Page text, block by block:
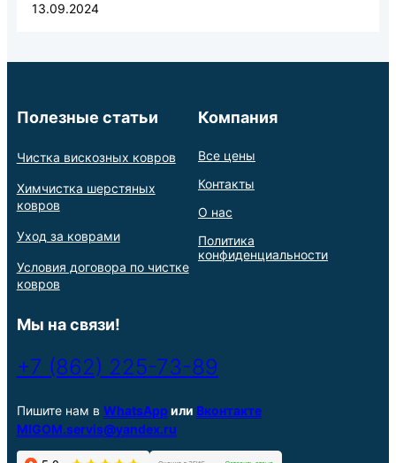
13.09.2024
Полезные статьи
Чистка вискозных ковров
Химчистка шерстяных
ковров
Уход за коврами
Условия договора по чистке
ковров
Компания
Все цены
Контакты
О нас
Политика
конфиденциальности
Мы на связи!
+7 (862) 225-73-89
Пишите нам в WhatsAppили Вконтакте
MIGOM.servis@yandex.ru